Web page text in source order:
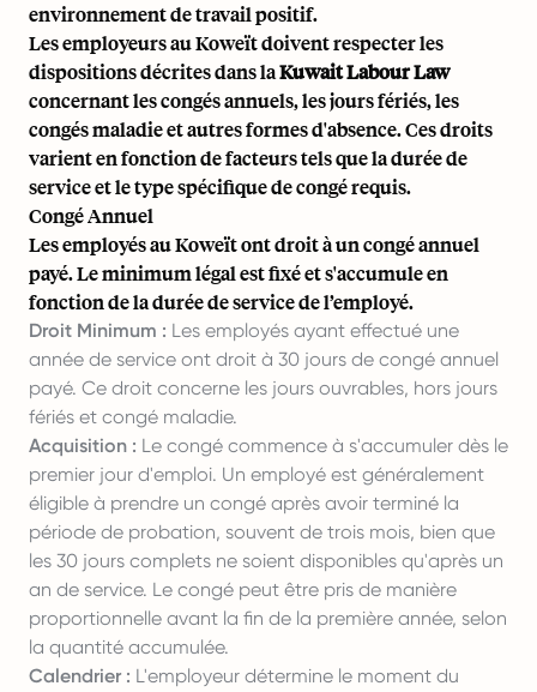
environnement de travail positif.
Les employeurs au Koweït doivent respecter les
dispositions décrites dans laKuwait Labour Law
concernant les congés annuels, les jours fériés, les
congés maladie et autres formes d'absence. Ces droits
varient en fonction de facteurs tels que la durée de
service et le type spécifique de congé requis.
Congé Annuel
Les employés au Koweït ont droit à un congé annuel
payé. Le minimum légal est fixé et s'accumule en
fonction de la durée de service de l’employé.
Droit Minimum : Les employés ayant effectué une
année de service ont droit à 30 jours de congé annuel
payé. Ce droit concerne les jours ouvrables, hors jours
fériés et congé maladie.
Acquisition : Le congé commence à s'accumuler dès le
premier jour d'emploi. Un employé est généralement
éligible à prendre un congé après avoir terminé la
période de probation, souvent de trois mois, bien que
les 30 jours complets ne soient disponibles qu'après un
an de service. Le congé peut être pris de manière
proportionnelle avant la fin de la première année, selon
la quantité accumulée.
Calendrier : L'employeur détermine le moment du